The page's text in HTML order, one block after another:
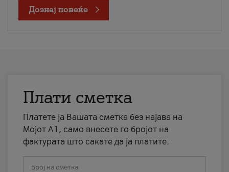
Дознај повеќе
Плати сметка
Платете ја Вашата сметка без најава на
Мојот А1, само внесете го бројот на
фактурата што сакате да ја платите.
Број на сметка